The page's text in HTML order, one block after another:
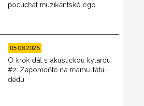
pocuchat muzikantské ego
05.08.2026
O krok dál s akustickou kytarou
#2: Zapomeňte na mámu-tátu-
dědu